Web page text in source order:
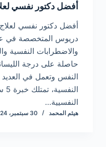
أفضل دكتور نفسي
أفضل دكتور نفسي
دريوس المتخصصة في
والاضطرابات النفسية
حاصلة على درجة
النفس وتعمل في العديد
النفسيية…
هيثم المحمد 30 سبتمبر، 2024